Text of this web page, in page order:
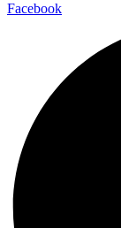
Facebook